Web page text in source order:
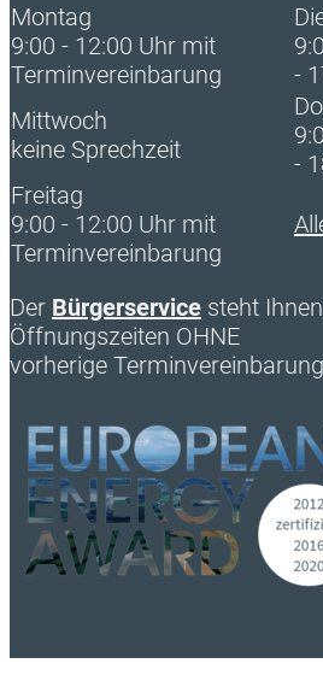
Montag
9:00 - 12:00 Uhr mit
Terminvereinbarung
-
Mittwoch
keine Sprechzeit
-
Freitag
9:00 - 12:00 Uhr mit
Terminvereinbarung
Der Bürgerservice steht
Öffnungszeiten OHNE
vorherige